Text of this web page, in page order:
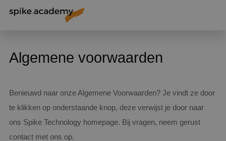
Algemene voorwaarden
Benieuwd naar onze Algemene Voorwaarden? Je vindt ze door
te klikken op onderstaande knop, deze verwijst je door naar
ons Spike Technology homepage. Bij vragen, neem gerust
contact met ons op.